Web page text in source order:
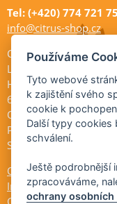
Tel: (+420) 774 721
info@citrus-shop.cz
Citrus shop
Legionářů 2
Hodonín
695 01
Otevřeno:
Po-Pá 9-17
So 9-11:30
Ochrana osobních
Informace ÚKZÚZ
Používáme
Tyto webové
k zajištění svého
cookie k
Další typy cookies
schválení.
Ještě podrobnější
zpracováváme,
ochrany osobních